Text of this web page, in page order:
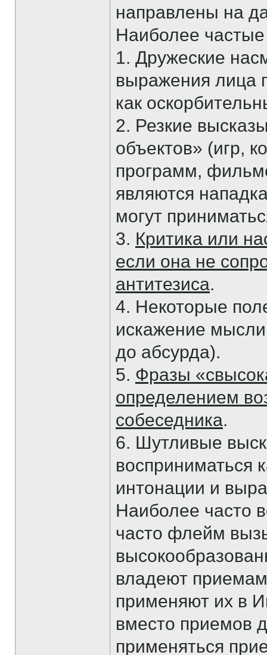
направлены на
Наиболее
1. Дружеские
выражения лица
как
2. Резкие
объектов» (игр,
программ,
являются
могут
3. Критика или
если она не
антитезиса.
4. Некоторые
искажение
до абсурда).
5. Фразы
определением
собеседника.
6. Шутливые
восприниматься
интонации и
Наиболее часто
часто флейм
владеют
применяют их в
вместо приемов
применяться